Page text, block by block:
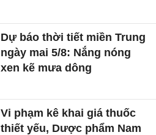
Dự báo thời tiết miền Trung
ngày mai 5/8: Nắng nóng
xen kẽ mưa dông
Vi phạm kê khai giá thuốc
thiết yếu, Dược phẩm Nam